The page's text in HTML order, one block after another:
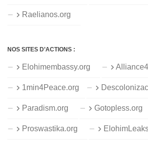
Raelianos.org
NOS SITES D’ACTIONS :
Elohimembassy.org
1min4Peace.org
Paradism.org Gotopless.org
Proswastika.org